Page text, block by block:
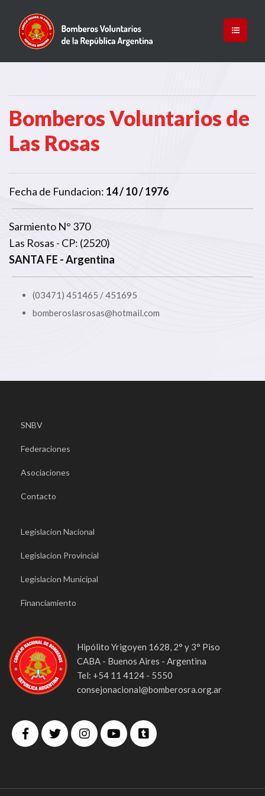
Bomberos Voluntarios de
Las Rosas
Fecha de Fundacion: 14 / 10 / 1976
Sarmiento N° 370
Las Rosas - CP: (2520)
SANTA FE - Argentina
(03471) 451465 / 451695
bomberoslasrosas@hotmail.com
SNBV
Federaciones
Asociaciones
Contacto
Legislacion Nacional
Legislacion Provincial
Legislacion Municipal
Financiamiento
Hipólito Yrigoyen 1628, 2° y 3° Piso
CABA - Buenos Aires - Argentina
Tel: +54 11 4124 - 5550
consejonacional@bomberosra.org.ar